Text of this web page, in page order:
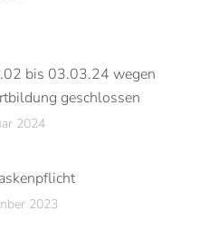
bis 03.03.24 wegen
geschlossen
2024
2023